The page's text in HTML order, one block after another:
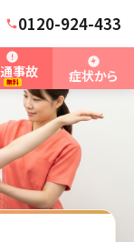
0120-924-433
事故
無料 症状から
ト症候群